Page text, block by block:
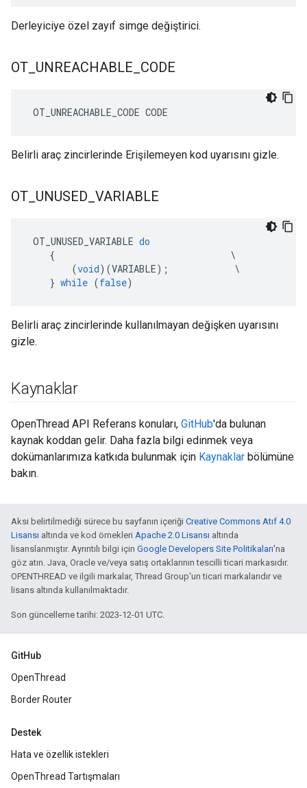
Derleyiciye özel zayıf simge değiştirici.
OT UNREACHABLE CODE
OT_UNREACHABLE_CODE CODE
Belirli araç zincirlerinde Erişilemeyen kod uyarısını gizle.
OT UNUSED VARIABLE
OT_UNUSED_VARIABLE do
{
\
(void)(VARIABLE);
\
} while (false)
Belirli araç zincirlerinde kullanılmayan değişken uyarısını
gizle.
Kaynaklar
OpenThread API Referans konuları, GitHub'da bulunan
kaynak koddan gelir. Daha fazla bilgi edinmek veya
dokümanlarımıza katkıda bulunmak için Kaynaklar bölümüne
bakın.
Aksi belirtilmediği sürece bu sayfanın içeriği Creative Commons Atıf 4.0
Lisansı altında ve kod örnekleri Apache 2.0 Lisansı altında
lisanslanmıştır. Ayrıntılı bilgi için Google Developers Site Politikaları'na
göz atın. Java, Oracle ve/veya satış ortaklarının tescilli ticari markasıdır.
OPENTHREAD ve ilgili markalar, Thread Group'un ticari markalarıdır ve
lisans altında kullanılmaktadır.
Son güncelleme tarihi: 2023-12-01 UTC.
GitHub
OpenThread
Border Router
Destek
Hata ve özellik istekleri
OpenThread Tartışmaları